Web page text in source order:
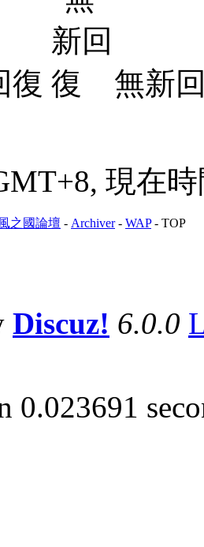
復
無新
現在
風之國論壇 - Archiver- WAP- TOP
Discuz! 6.0.0
0.023691